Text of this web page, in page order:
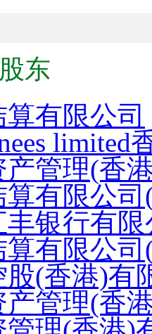
东
有限公司
产管理(香
有限公司
银行有限
有限公
(香港)有
产管理(香